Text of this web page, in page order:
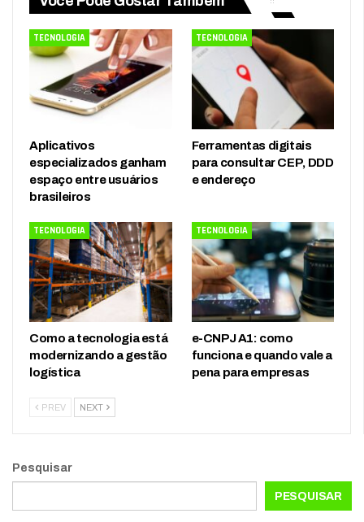
TECNOLOGIA
Aplicativos
especializados ganham
espaço entre usuários
brasileiros
TECNOLOGIA
Ferramentas digitais
para consultar CEP, DDD
e endereço
TECNOLOGIA
Como a tecnologia está
modernizando a gestão
logística
TECNOLOGIA
e-CNPJ A1: como
funciona e quando vale a
pena para empresas
PREV NEXT
Pesquisar
PESQUISAR